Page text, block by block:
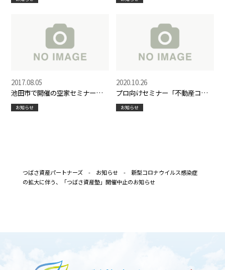
と住まいの承継」に代表の岡原
池田市で開催の空家セミナー、
代表岡原が登壇します。
2017.08.05
お知らせ
プロ向けセミナー「不動産コン
サルティングフォーラム2020」
に代表岡原が登壇します
2020.10.26
お知らせ
つばさ資産パートナーズ- お知らせ- 新型コロナウイルス感染症
の拡大に伴う、「つばさ資産塾」開催中止のお知らせ